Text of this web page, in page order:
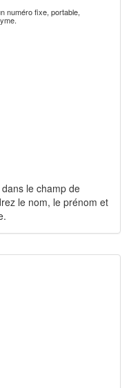
numéro fixe, portable,
le champ de
le nom, le prénom et